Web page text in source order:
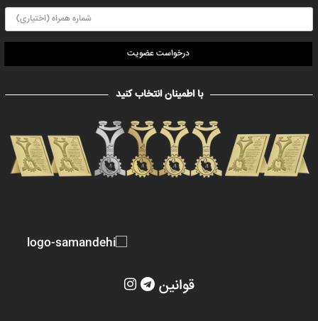
درخواست عضویت
با اطمینان انتخاب کنید
قوانین